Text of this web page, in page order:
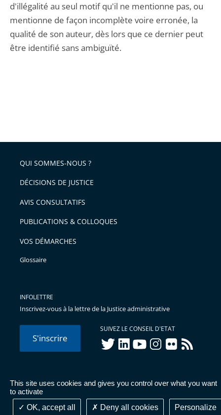
This site uses cookies and gives you control over what you want
to activate
OK, accept all
Deny all cookies Personalize
d'illégalité au seul motif qu'il ne mentionne pas, ou
mentionne de façon incomplète voire erronée, la
qualité de son auteur, dès lors que ce dernier peut
être identifié sans ambiguïté.
QUI SOMMES-NOUS ?
DÉCISIONS DE JUSTICE
AVIS CONSULTATIFS
PUBLICATIONS & COLLOQUES
VOS DÉMARCHES
Glossaire
INFOLETTRE
Inscrivez-vous à la lettre de la Justice administrative
S'inscrire
SUIVEZ LE CONSEIL D'ETAT
twitterlinkedInyoutubeinstagram
flickr rss
© Conseil d'État 2026 - Mentions légales
Données
personnelles-Publications administratives-Accessibilité :
partiellement conforme